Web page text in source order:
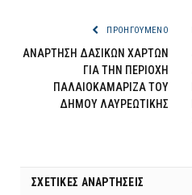
ΠΡΟΗΓΟΎΜΕΝΟ
ΑΝΑΡΤΗΣΗ ΔΑΣΙΚΩΝ ΧΑΡΤΩΝ
ΓΙΑ ΤΗΝ ΠΕΡΙΟΧΗ
ΠΑΛΑΙΟΚΑΜΑΡΙΖΑ ΤΟΥ
ΔΗΜΟΥ ΛΑΥΡΕΩΤΙΚΗΣ
ΣΧΕΤΙΚΈΣ ΑΝΑΡΤΉΣΕΙΣ